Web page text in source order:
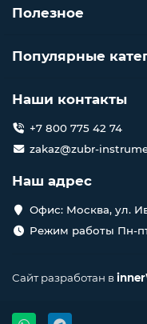
Полезное
Популярные
Наши контакты
+7 800 775 42 74
zakaz@zubr-
Наш адрес
Офис: Москва, ул.
Режим работы Пн-
Сайт разработан в